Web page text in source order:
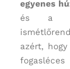
egyenes
és a
azért,